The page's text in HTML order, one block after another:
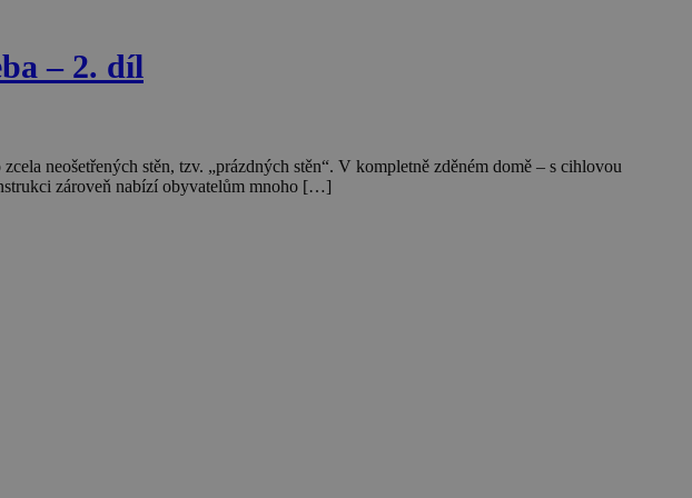
– 2. díl
neošetřených stěn, tzv. „prázdných stěn“. V kompletně zděném domě – s cihlovou
zároveň nabízí obyvatelům mnoho […]